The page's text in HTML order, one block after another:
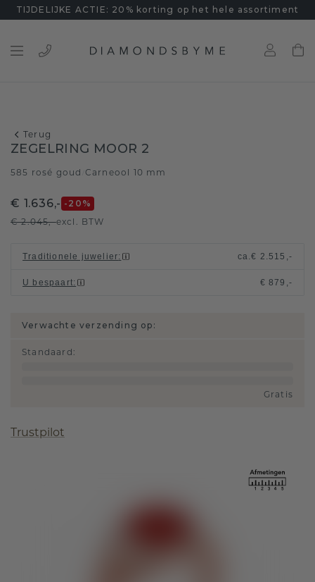
TIJDELIJKE ACTIE: 20% korting op het hele assortiment
Terug
ZEGELRING MOOR 2
585 rosé goud Carneool 10 mm
€ 1.636,- -20 %
€ 2.045,-excl. BTW
Traditionele juwelier: ca.€ 2.515,-
U bespaart: € 879,-
Verwachte verzending op:
Standaard :
Gratis
Trustpilot